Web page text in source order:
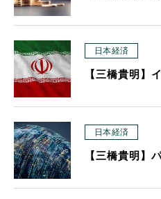
日本経済
【三橋貴明】
日本経済
【三橋貴明】